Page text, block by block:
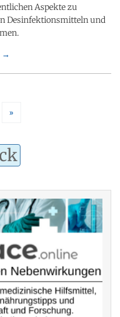
Aspekte zu
Desinfektionsmitteln und
→
»